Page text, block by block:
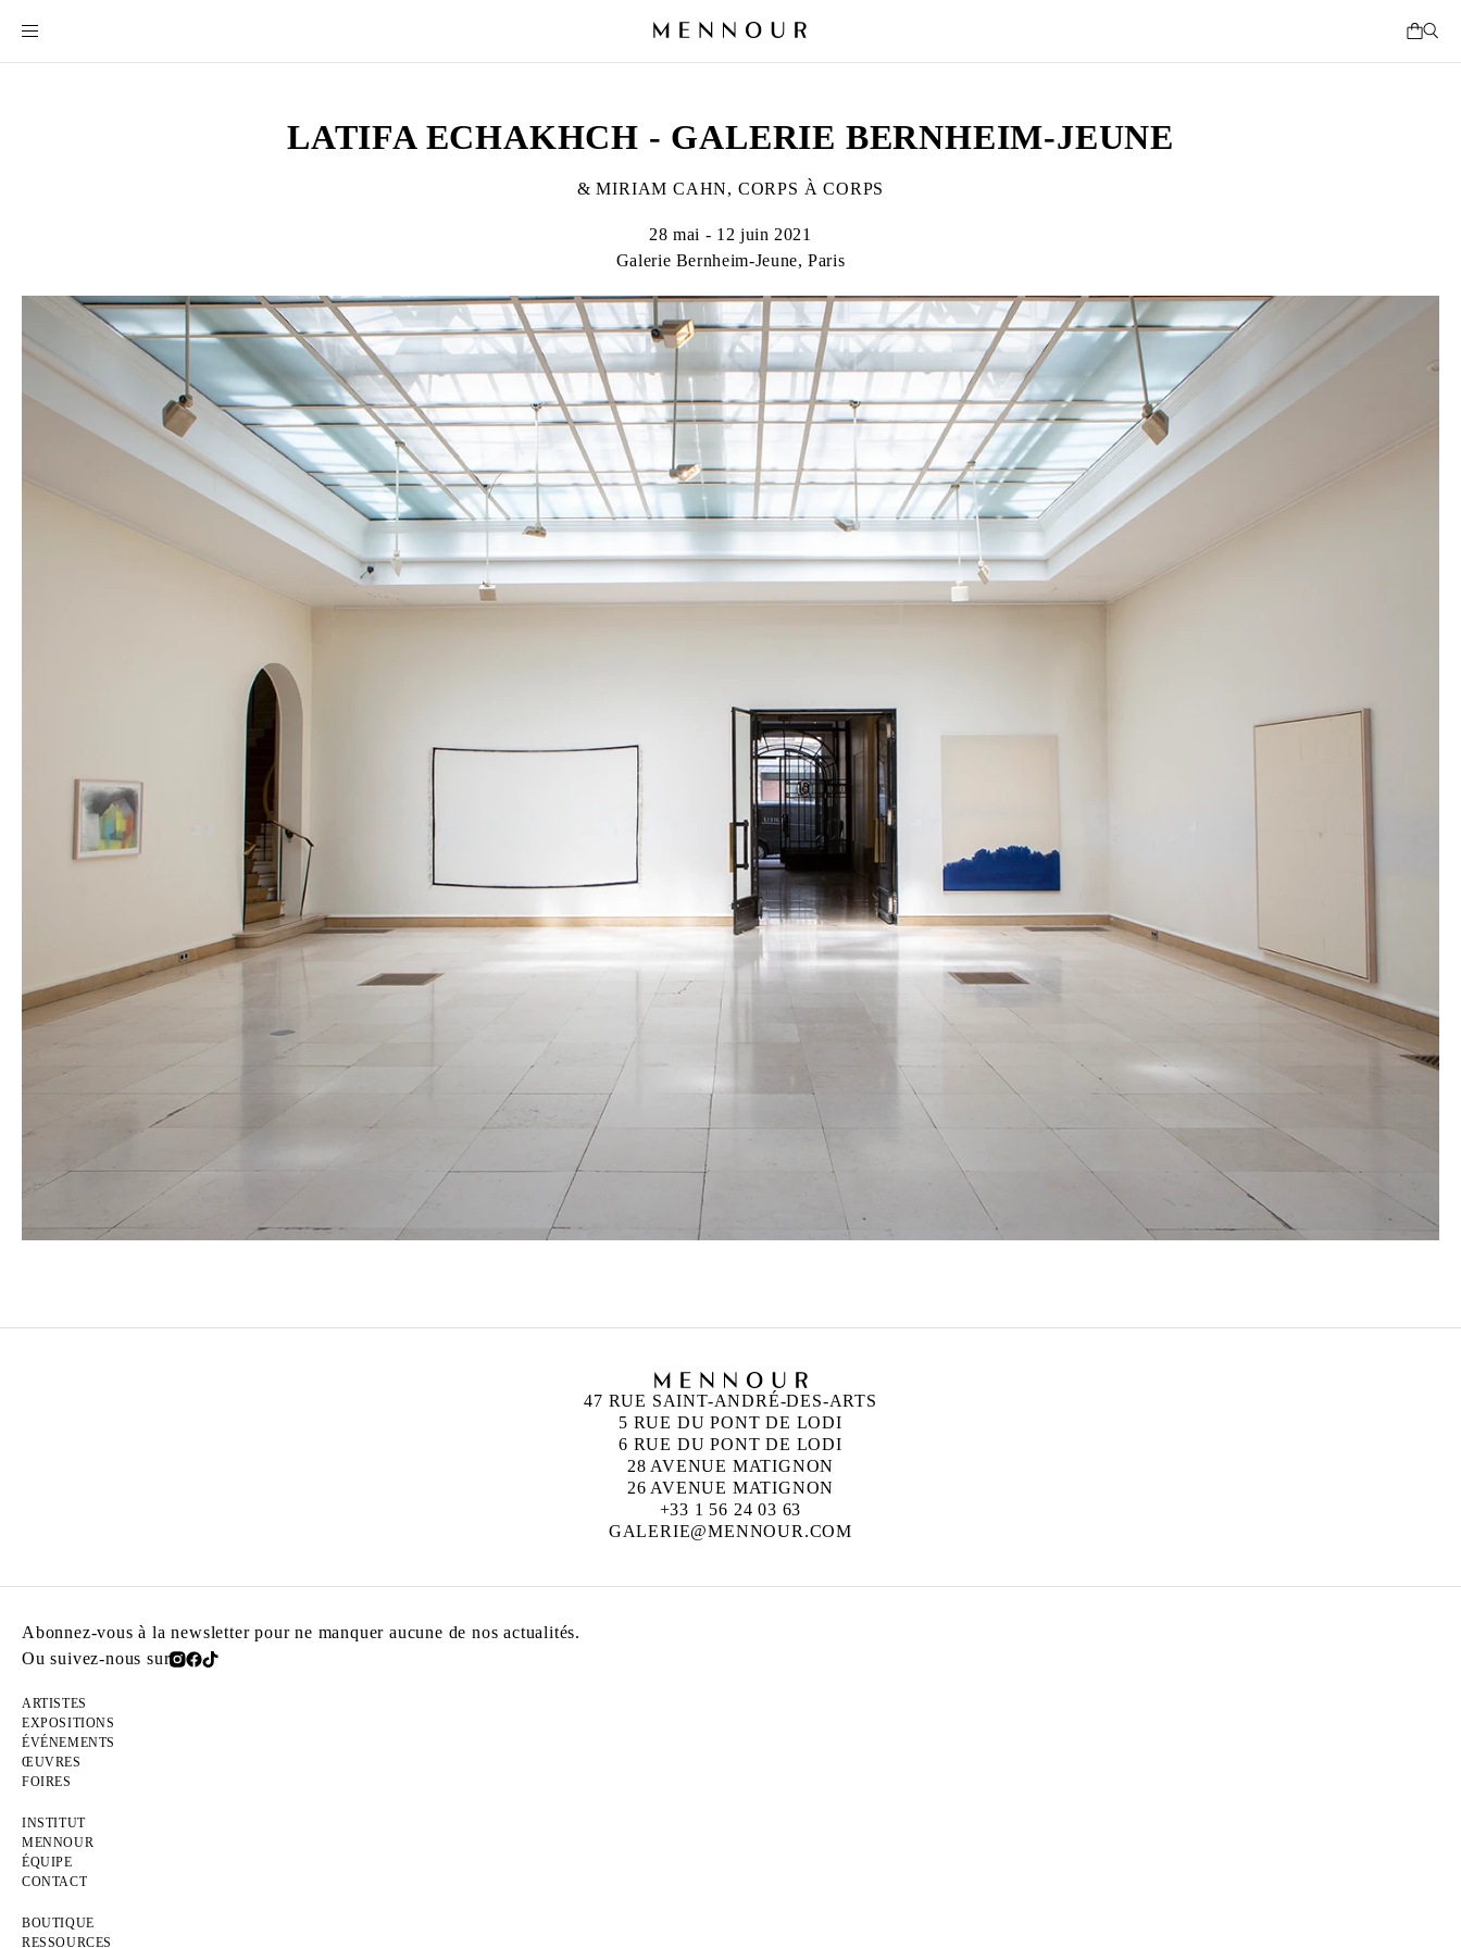
LATIFA ECHAKHCH - GALERIE BERNHEIM-JEUNE
& MIRIAM CAHN, CORPS À CORPS
28 mai - 12 juin 2021
Galerie Bernheim-Jeune, Paris
47 RUE SAINT-ANDRÉ-DES-ARTS
5 RUE DU PONT DE LODI
6 RUE DU PONT DE LODI
28 AVENUE MATIGNON
26 AVENUE MATIGNON
+33 1 56 24 03 63
GALERIE@MENNOUR.COM
Abonnez-vous à la newsletter pour ne manquer aucune de nos actualités.
Ou suivez-nous sur
ARTISTES
EXPOSITIONS
ÉVÉNEMENTS
ŒUVRES
FOIRES
INSTITUT
MENNOUR
ÉQUIPE
CONTACT
BOUTIQUE
RESSOURCES